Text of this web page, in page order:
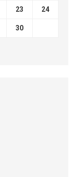
23 24
30